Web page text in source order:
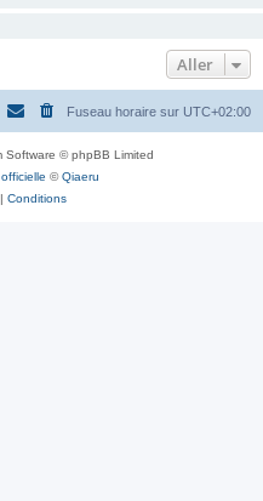
Aller
Fuseau horaire sur UTC+02:00
Software © phpBB Limited
©Qiaeru
| Conditions